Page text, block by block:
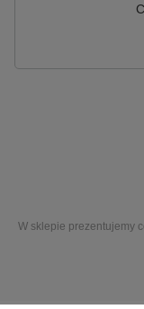
W sklepie prezentujemy